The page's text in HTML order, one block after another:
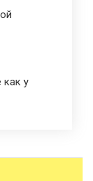
как у